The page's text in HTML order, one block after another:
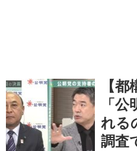
【
「
れる
調査